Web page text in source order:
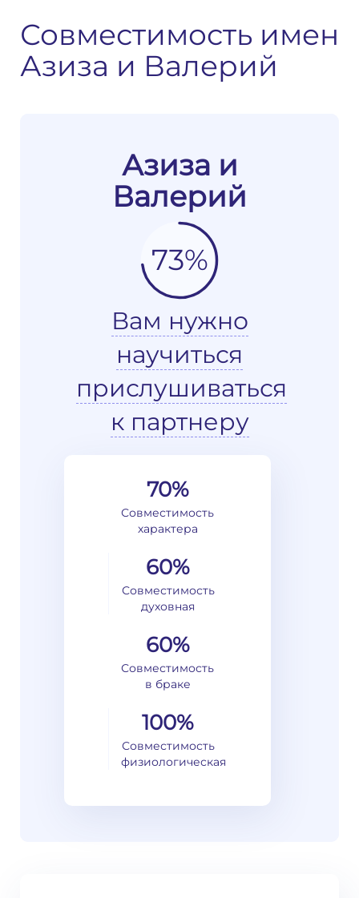
Совместимость имен
Азиза и Валерий
Азиза и
Валерий
73%
Вам нужно
научиться
прислушиваться
к партнеру
70%
Совместимость
характера
60%
Совместимость
духовная
60%
Совместимость
в браке
100%
Совместимость
физиологическая